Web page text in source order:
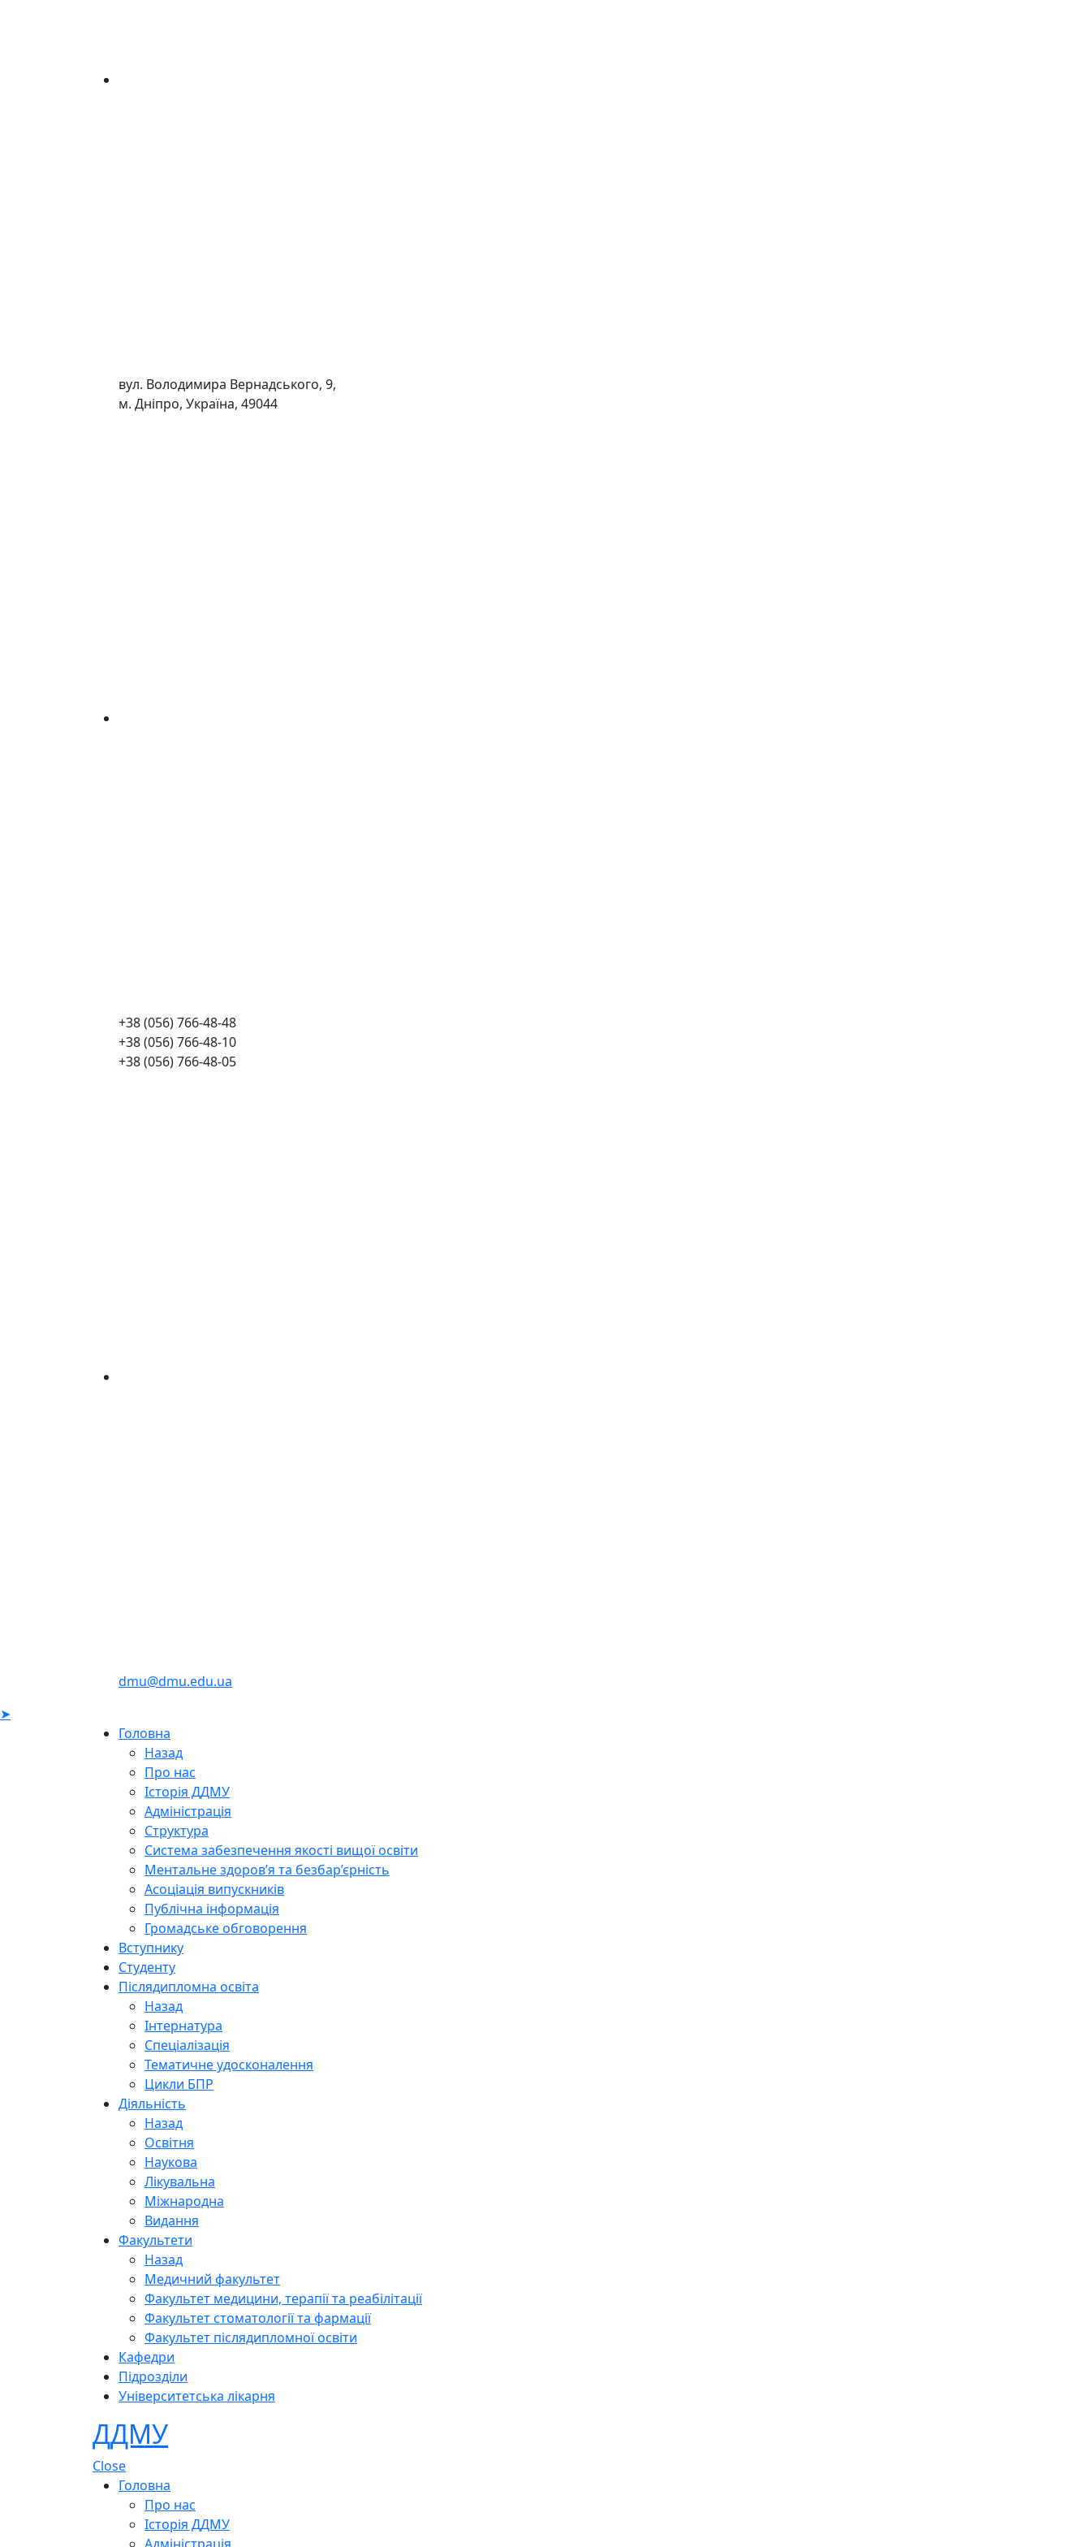
вул. Володимира Вернадського, 9,
м. Дніпро, Україна, 49044
+38 (056) 766-48-48
+38 (056) 766-48-10
+38 (056) 766-48-05
dmu@dmu.edu.ua
➤
Головна
Назад
Про нас
Історія ДДМУ
Адміністрація
Структура
Система забезпечення якості вищої освіти
Ментальне здоров’я та безбар’єрність
Асоціація випускників
Публічна інформація
Громадське обговорення
Вступнику
Студенту
Післядипломна освіта
Назад
Інтернатура
Спеціалізація
Тематичне удосконалення
Цикли БПР
Діяльність
Назад
Освітня
Наукова
Лікувальна
Міжнародна
Видання
Факультети
Назад
Медичний факультет
Факультет медицини, терапії та реабілітації
Факультет стоматології та фармації
Факультет післядипломної освіти
Кафедри
Підрозділи
Університетська лікарня
ДДМУ
Close
Головна
Про нас
Історія ДДМУ